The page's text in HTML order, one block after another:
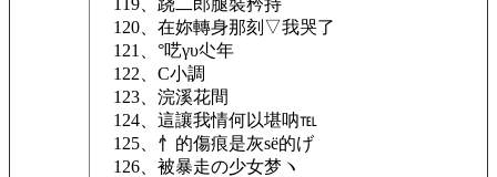
119、跷二郎腿裝矜持
120、在妳轉身那刻▽我哭了
121、°呓γυ尐年
122、C小調
123、浣溪花間
124、這讓我情何以堪呐℡
125、忄的傷痕是灰sё的げ
126、被暴走の少女梦ヽ